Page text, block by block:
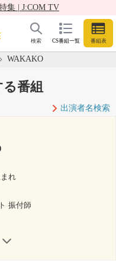
集 | J:COM TV
CS番組一覧 番組表
検索
WAKAKO
番組
出演者名検索
れ
振付師